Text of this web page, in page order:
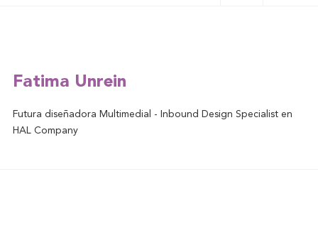
Fatima Unrein
Futura diseñadora Multimedial - Inbound Design Specialist en
HAL Company